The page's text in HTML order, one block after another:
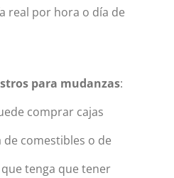
real por hora o día de
para mudanzas:
comprar cajas
de comestibles o de
tenga que tener